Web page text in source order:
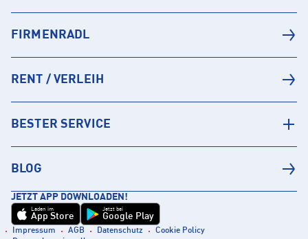
FIRMENRADL
RENT / VERLEIH
BESTER SERVICE
BLOG
JETZT APP DOWNLOADEN!
Laden im
App Store
Jetzt bei
Google Play
Impressum AGB Datenschutz
Cookie Policy